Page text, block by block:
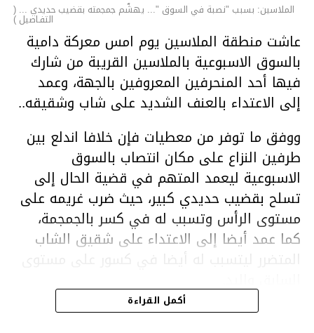
الملاسين: بسبب "نصبة في السوق "... يهشّم جمجمته بقضيب حديدي ... (
التفـاصيل )
عاشت منطقة الملاسين يوم امس معركة دامية
بالسوق الاسبوعية بالملاسين القريبة من شارك
فيها أحد المنحرفين المعروفين بالجهة، وعمد
إلى الاعتداء بالعنف الشديد على شاب وشقيقه..
ووفق ما توفر من معطيات فإن خلافا اندلع بين
طرفين النزاع على مكان انتصاب بالسوق
الاسبوعية ليعمد المتهم في قضية الحال إلى
تسلح بقضيب حديدي كبير، حيث ضرب غريمه على
مستوى الرأس وتسبب له في كسر بالجمجمة،
كما عمد أيضا إلى الاعتداء على شقيق الشاب
المتضرر ليتسبب له أيضا في كسور على مستوى
هذا وقد تمكن أعوان مركز الأمن الوطني بحي
هلال في توقيت قياسي من محاصرة المشتبه به
أكمل القراءة